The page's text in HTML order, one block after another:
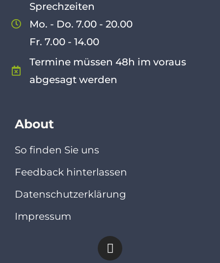
Sprechzeiten
Mo. - Do. 7.00 - 20.00
Fr. 7.00 - 14.00
Termine müssen 48h im voraus
abgesagt werden
About
So finden Sie uns
Feedback hinterlassen
Datenschutzerklärung
Impressum